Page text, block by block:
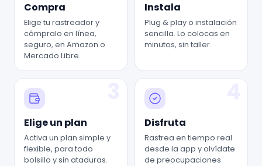
Compra
Elige tu rastreador y
cómpralo en línea,
seguro, en Amazon o
Mercado Libre.
Instala
Plug & play o instalación
sencilla. Lo colocas en
minutos, sin taller.
Elige un plan
Activa un plan simple y
flexible, para todo
bolsillo y sin ataduras.
Disfruta
Rastrea en tiempo real
desde la app y olvídate
de preocupaciones.